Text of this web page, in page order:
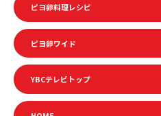
ピヨ卵料理レシピ
ピヨ卵ワイド
YBCテレビトップ